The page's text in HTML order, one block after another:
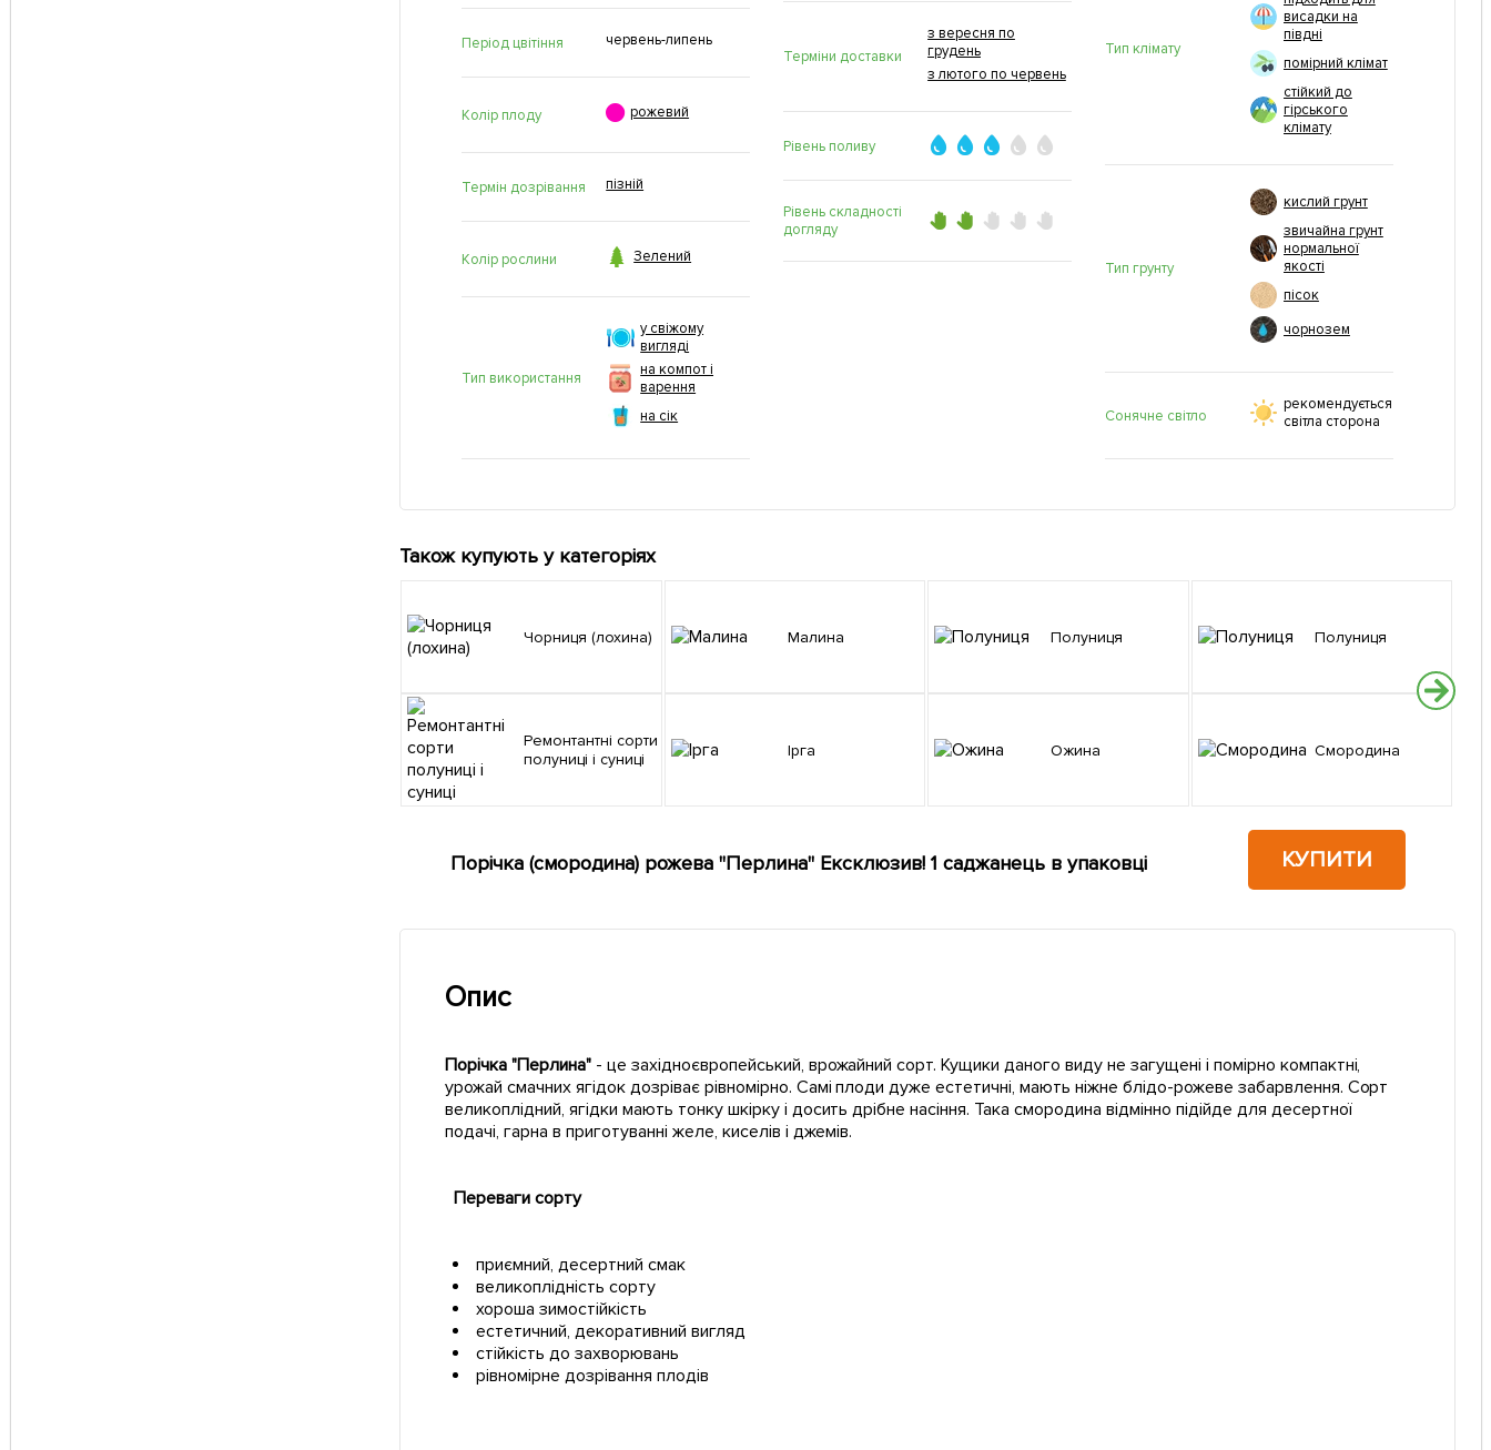
Період цвітіння червень-липень
Колір плоду  рожевий
Термін дозрівання пізній
Колір рослини  Зелений
Тип використання
у свіжому
вигляді
на компот і
варення
на сік
Терміни доставки
з вересня по
грудень
з лютого по червень
Рівень поливу
Рівень складності
догляду
Тип клімату
висадки на
півдні
помірний клімат
стійкий до
гірського
клімату
Тип грунту
кислий грунт
звичайна грунт
нормальної
якості
пісок
чорнозем
Сонячне світло
рекомендується
світла сторона
Також купують у категоріях
Чорниця (лохина)
Ремонтантні сорти
полуниці і суниці
Малина
Ірга
Полуниця
Ожина
Полуниця
Смородина
Порічка (смородина) рожева "Перлина" Ексклюзив! 1 саджанець в упаковці КУПИТИ
Опис
Порічка "Перлина" - це західноєвропейський, врожайний сорт. Кущики даного виду не загущені і помірно компактні,
урожай смачних ягідок дозріває рівномірно. Самі плоди дуже естетичні, мають ніжне блідо-рожеве забарвлення. Сорт
великоплідний, ягідки мають тонку шкірку і досить дрібне насіння. Така смородина відмінно підійде для десертної
подачі, гарна в приготуванні желе, киселів і джемів.
Переваги сорту
приємний, десертний смак
великоплідність сорту
хороша зимостійкість
естетичний, декоративний вигляд
стійкість до захворювань
рівномірне дозрівання плодів